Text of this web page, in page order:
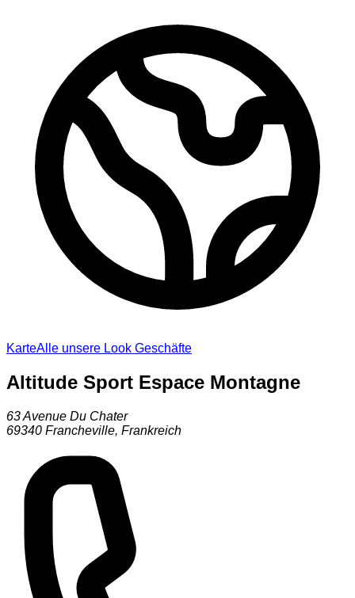
KarteAlle unsere Look Geschäfte
Altitude Sport Espace Montagne
63 Avenue Du Chater
69340 Francheville, Frankreich